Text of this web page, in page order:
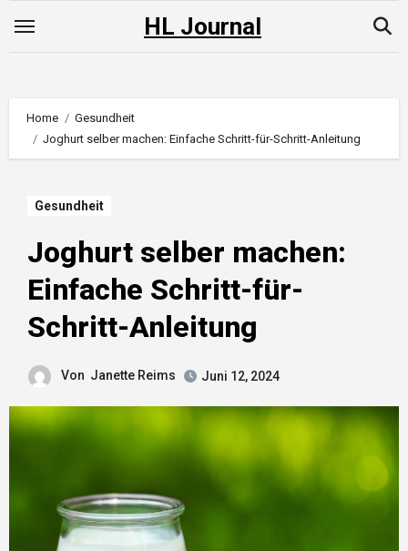
HL Journal
Home
Gesundheit
Joghurt selber machen: Einfache Schritt-für-Schritt-Anleitung
Gesundheit
Joghurt selber machen:
Einfache Schritt-für-
Schritt-Anleitung
Von Janette Reims Juni 12, 2024